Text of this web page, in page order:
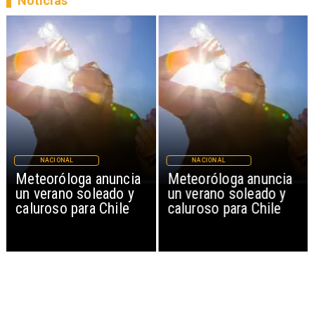
Meteoróloga anuncia
un verano soleado y
caluroso para Chile
NACIONAL
Meteoróloga anuncia
un verano soleado y
caluroso para Chile
NACIONAL